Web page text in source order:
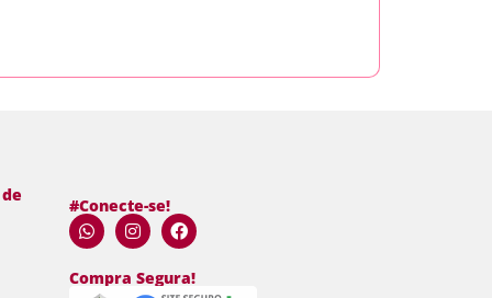
#Conecte-se!
Compra Segura!